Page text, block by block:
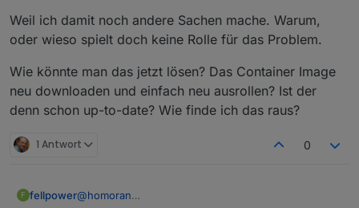
???
Proxmox bietet doch VM oder LXC als
Warum dann da noch Docker?
Weil ich damit noch andere Sachen mache. Warum,
oder wieso spielt doch keine Rolle für das Problem.
Wie könnte man das jetzt lösen? Das Container Image
neu downloaden und einfach neu ausrollen? Ist der
denn schon up-to-date? Wie finde ich das raus?
1 Antwort 0
F fellpower@homoran